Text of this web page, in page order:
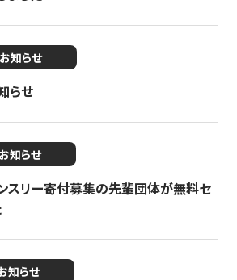
お知らせ
らせ
お知らせ
スリー寄付募集の先輩団体が無料セ
知らせ